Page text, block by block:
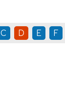
C D E F